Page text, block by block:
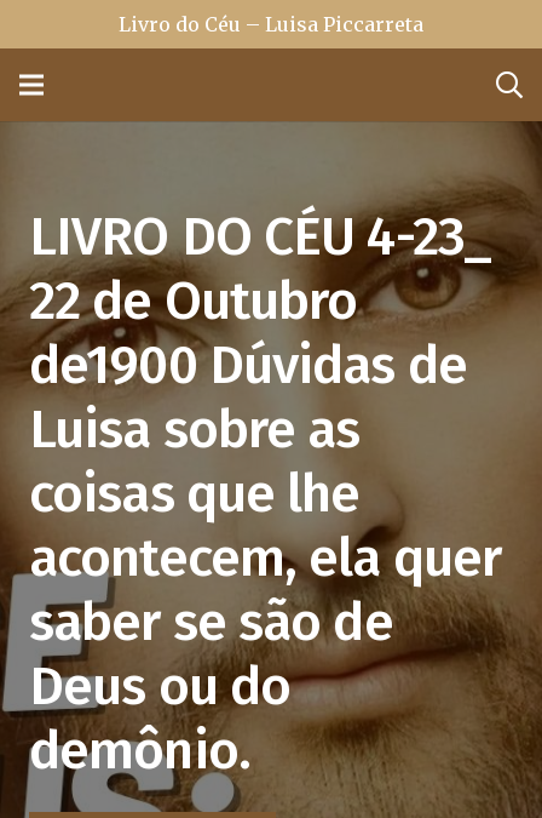
Livro do Céu – Luisa Piccarreta
LIVRO DO CÉU 4-23_
22 de Outubro
de1900 Dúvidas de
Luisa sobre as
coisas que lhe
acontecem, ela quer
saber se são de
Deus ou do
demônio.